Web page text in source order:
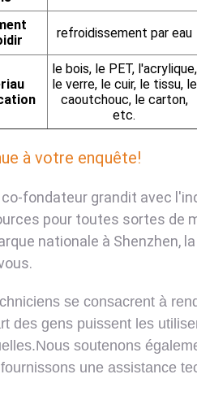
refroidissement par eau
le bois, le PET, l'acrylique,
le verre, le cuir, le tissu, le
caoutchouc, le carton,
etc.
à votre enquête!
fondateur grandit avec
pour toutes sortes de
nationale à Shenzhen,
se consacrent à
des gens puissent les
soutenons
une assistance